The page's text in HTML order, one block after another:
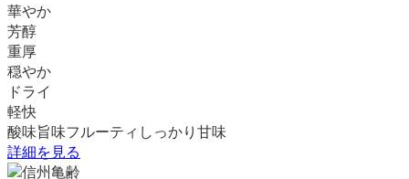
華やか
芳醇
重厚
穏やか
ドライ
軽快
酸味旨味フルーティ しっかり 甘味
詳細を見る